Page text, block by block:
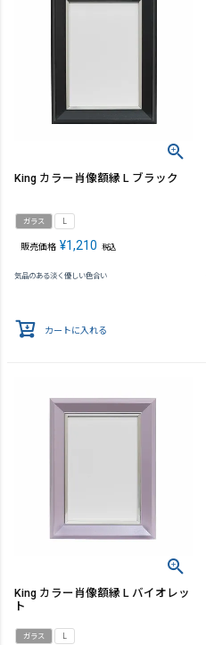
King カラー肖像額縁 L ブラック
ガラス L
販売価格 ¥1,210 税込
気品のある淡く優しい色合い
カートに入れる
King カラー肖像額縁 L バイオレッ
ト
ガラス L